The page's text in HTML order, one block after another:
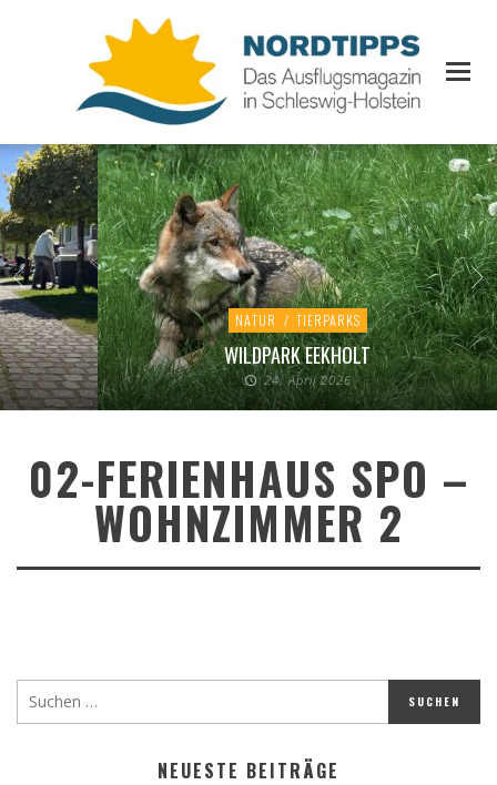
NATUR / TIERPARKS
WILDPARK EEKHOLT
24. April 2026
02-FERIENHAUS SPO –
WOHNZIMMER 2
NEUESTE BEITRÄGE